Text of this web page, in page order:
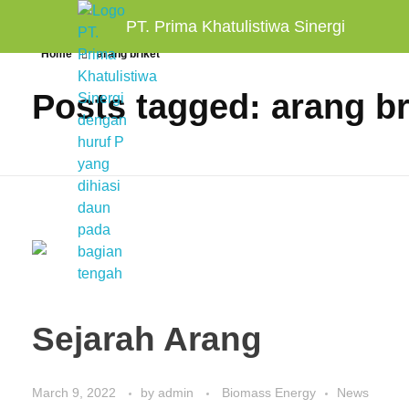
PT. Prima Khatulistiwa Sinergi
Home arang briket
Posts tagged: arang
Sejarah Arang
March 9, 2022 by admin Biomass Energy News